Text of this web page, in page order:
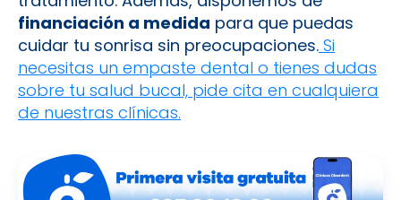
financiación a medida para que puedas
cuidar tu sonrisa sin preocupaciones. Si
necesitas un empaste dental o tienes dudas
sobre tu salud bucal, pide cita en cualquiera
de nuestras clínicas.